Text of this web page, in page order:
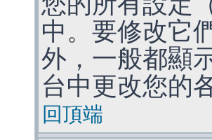
中。要修改它
外，一般都顯
台中更改您的
回頂端